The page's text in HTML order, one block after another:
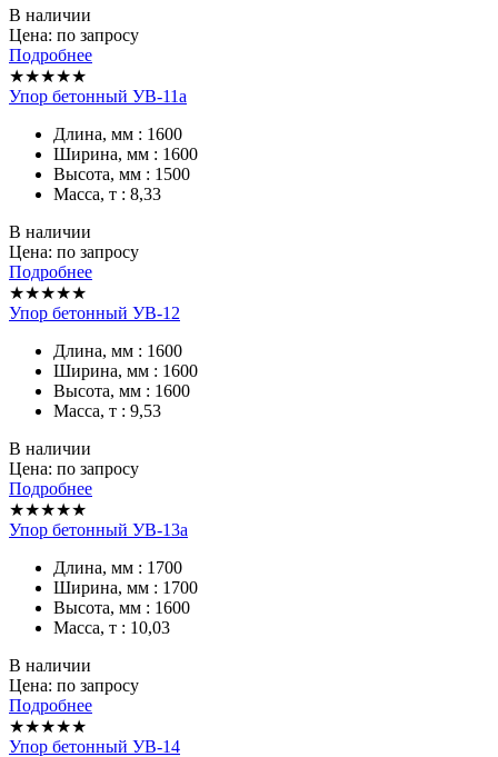
В наличии
Цена: по запросу
Подробнее
★★★★★
Упор бетонный УВ-11а
Длина, мм : 1600
Ширина, мм : 1600
Высота, мм : 1500
Масса, т : 8,33
В наличии
Цена: по запросу
Подробнее
★★★★★
Упор бетонный УВ-12
Длина, мм : 1600
Ширина, мм : 1600
Высота, мм : 1600
Масса, т : 9,53
В наличии
Цена: по запросу
Подробнее
★★★★★
Упор бетонный УВ-13а
Длина, мм : 1700
Ширина, мм : 1700
Высота, мм : 1600
Масса, т : 10,03
В наличии
Цена: по запросу
Подробнее
★★★★★
Упор бетонный УВ-14